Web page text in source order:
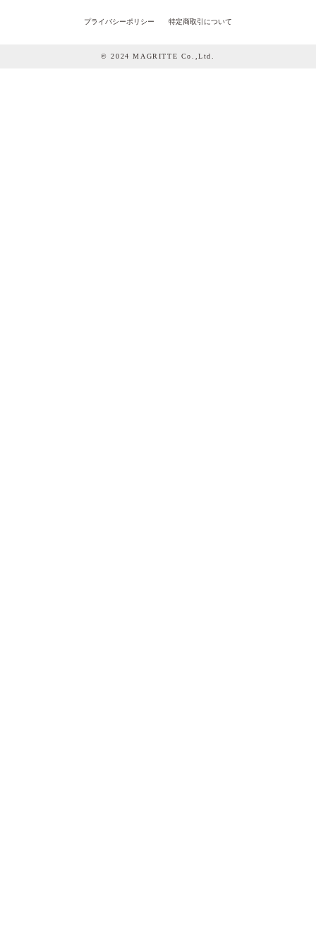
プライバシーポリシー 特定商取引について
© 2024 MAGRITTE Co.,Ltd.